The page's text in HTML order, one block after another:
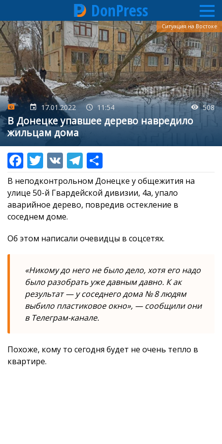
Перейти
к
основному
содержанию
DonPress
17.01.2022 11:54 508
В Донецке упавшее дерево навредило
жильцам дома
Ситуация на Востоке
В неподконтрольном Донецке у общежития на
улице 50-й Гвардейской дивизии, 4а, упало
аварийное дерево, повредив остекление в
соседнем доме.
Об этом написали очевидцы в соцсетях.
«Никому до него не было дело, хотя его надо
было разобрать уже давным давно. К ак
результат — у соседнего дома № 8 людям
выбило пластиковое окно», — сообщили они
в Телеграм-канале.
Похоже, кому то сегодня будет не очень тепло в
квартире.